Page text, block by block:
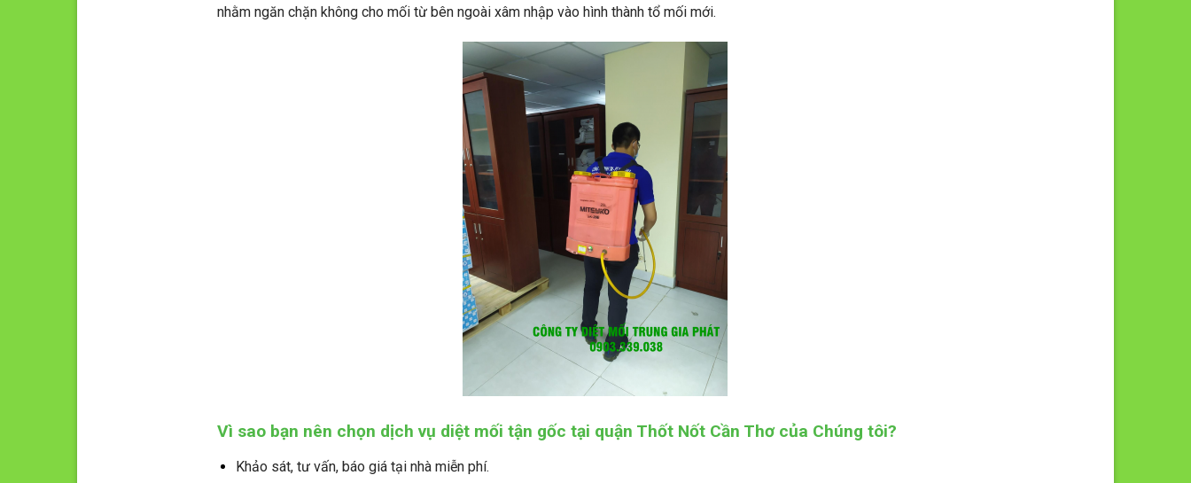
nhằm ngăn chặn không cho mối từ bên ngoài xâm nhập vào hình thành tổ mối mới.
Vì sao bạn nên chọn dịch vụ diệt mối tận gốc tại quận Thốt Nốt Cần Thơ của Chúng tôi?
Khảo sát, tư vấn, báo giá tại nhà miễn phí.